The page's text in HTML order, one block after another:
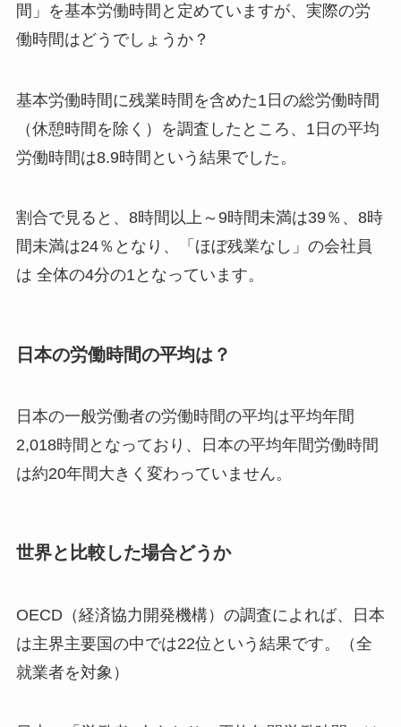
間」を基本労働時間と定めていますが、実際の労
働時間はどうでしょうか？
基本労働時間に残業時間を含めた1日の総労働時間
（休憩時間を除く）を調査したところ、1日の平均
労働時間は8.9時間という結果でした。
割合で見ると、8時間以上～9時間未満は39％、8時
間未満は24％となり、「ほぼ残業なし」の会社員
は 全体の4分の1となっています。
日本の労働時間の平均は？
日本の一般労働者の労働時間の平均は平均年間
2,018時間となっており、日本の平均年間労働時間
は約20年間大きく変わっていません。
世界と比較した場合どうか
OECD（経済協力開発機構）の調査によれば、日本
は主界主要国の中では22位という結果です。（全
就業者を対象）